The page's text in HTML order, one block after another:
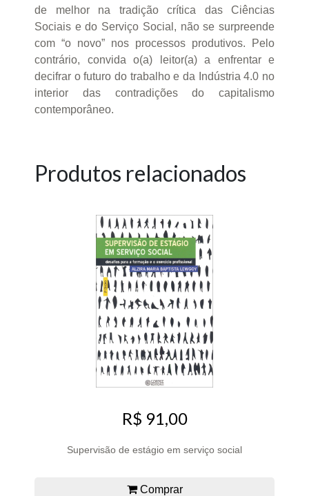
de melhor na tradição crítica das Ciências
Sociais e do Serviço Social, não se surpreende
com “o novo” nos processos produtivos. Pelo
contrário, convida o(a) leitor(a) a enfrentar e
decifrar o futuro do trabalho e da Indústria 4.0 no
interior das contradições do capitalismo
contemporâneo.
Produtos relacionados
R$ 91,00
Supervisão de estágio em serviço social
Comprar